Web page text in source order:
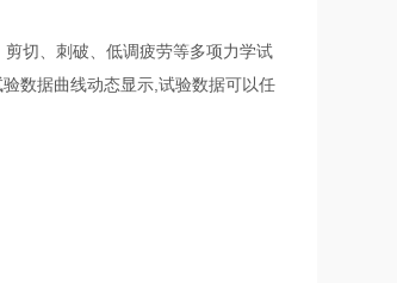
切、刺破、低调疲劳等多项力学试
数据曲线动态显示,试验数据可以任